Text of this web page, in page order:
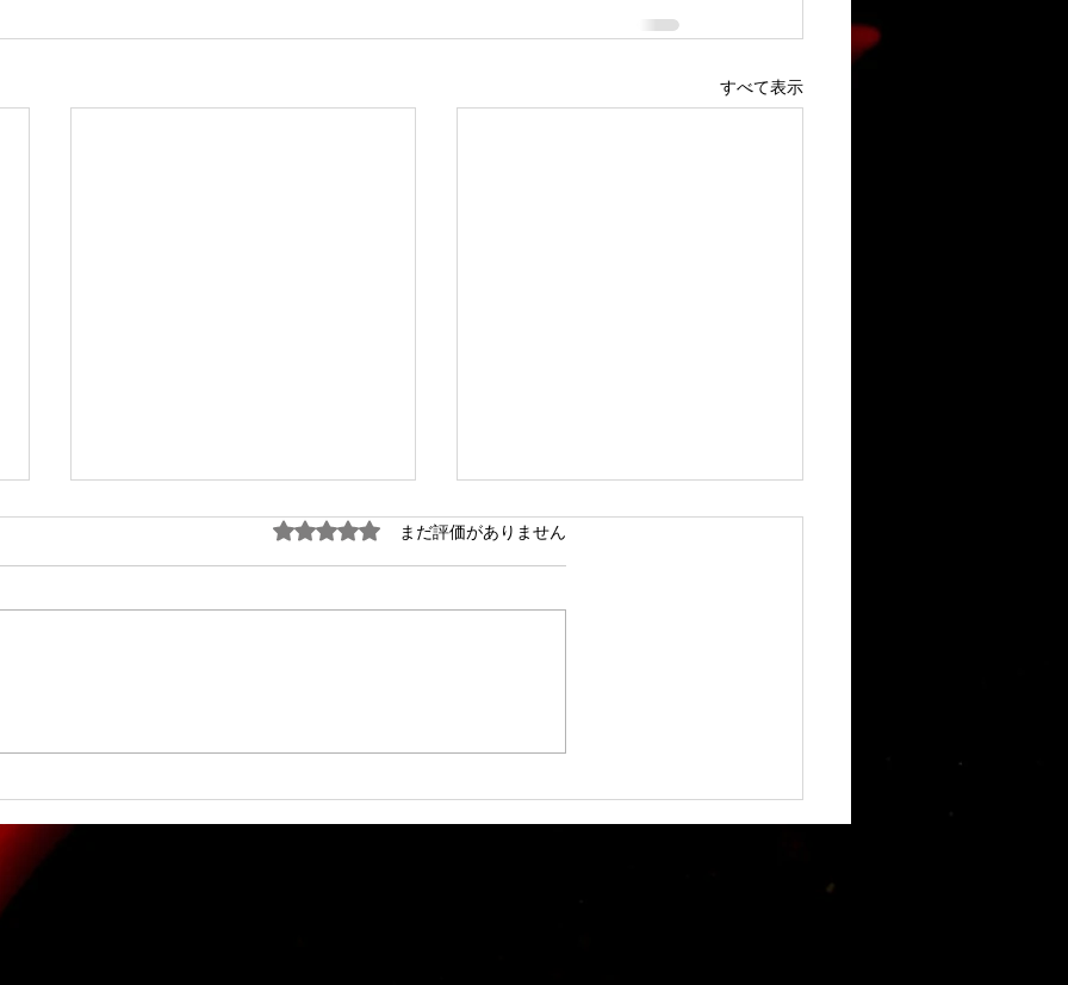
すべて表示
道具専門店の魅力と利用方法
りに欠かせない専用道具
5つ星のうち0と評価されています。
まだ評価がありません